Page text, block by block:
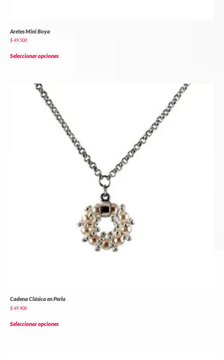
Aretes Mini Boya
$49.500
Seleccionar opciones
Cadena Clásica en Perla
$49.900
Seleccionar opciones